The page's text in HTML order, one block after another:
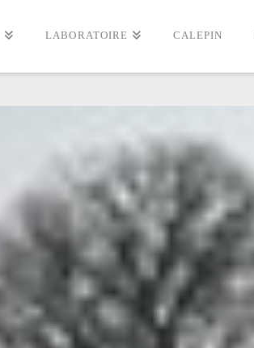
LABORATOIRE CALEPIN